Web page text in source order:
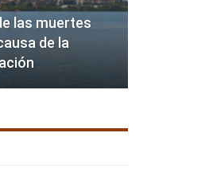
las muertes
de la